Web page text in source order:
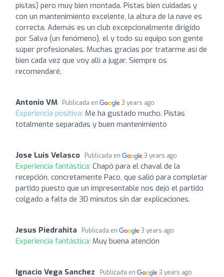
pistas) pero muy bien montada. Pistas bien cuidadas y
con un mantenimiento excelente, la altura de la nave es
correcta. Además es un club excepcionalmente dirigido
por Salva (un fenómeno), el y todo su equipo son gente
súper profesionales. Muchas gracias por tratarme así de
bien cada vez que voy allí a jugar. Siempre os
recomendaré.
Antonio VM Publicada en 3 years ago
Experiencia positiva: Me ha gustado mucho. Pistas
totalmente separadas y buen mantenimiento
Jose Luis Velasco Publicada en 3 years ago
Experiencia fantástica: Chapó para el chaval de la
recepción, concretamente Paco, que salió para completar
partido puesto que un impresentable nos dejó el partido
colgado a falta de 30 minutos sin dar explicaciones.
Jesus Piedrahita Publicada en 3 years ago
Experiencia fantástica: Muy buena atención
Ignacio Vega Sanchez Publicada en 3 years ago